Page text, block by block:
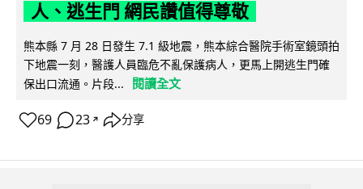
人、逃生門 網民讚值得尊敬
熊本縣 7 月 28 日發生 7.1 級地震，熊本綜合醫院手術室鏡頭拍
下地震一刻，醫護人員臨危不亂保護病人，更馬上開逃生門確
保出口流通。片段...
閱讀全文
69 23 ↗ 分享